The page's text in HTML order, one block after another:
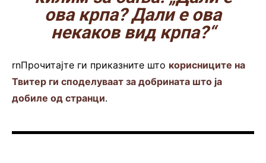
ова крпа? Дали е ова
некаков вид крпа?“
rnПрочитајте ги приказните што корисниците на
Твитер ги споделуваат за добрината што ја
добиле од странци.